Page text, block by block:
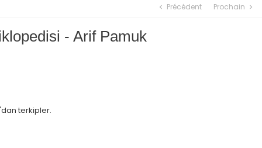
chevron_left Précédent Prochain chevron_right
- Arif Pamuk
terkipler.